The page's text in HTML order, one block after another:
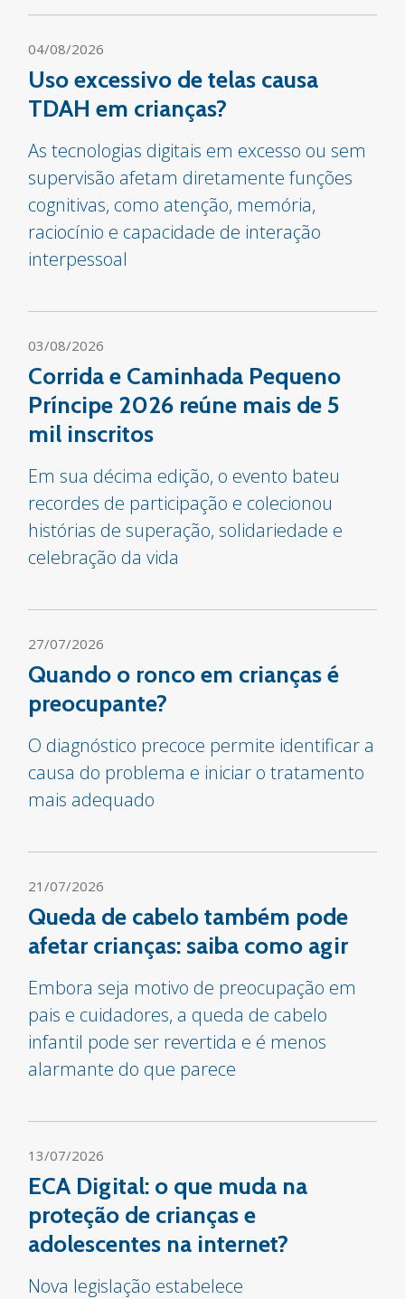
04/08/2026
Uso excessivo de telas causa
TDAH em crianças?
As tecnologias digitais em excesso ou sem
supervisão afetam diretamente funções
cognitivas, como atenção, memória,
raciocínio e capacidade de interação
interpessoal
03/08/2026
Corrida e Caminhada Pequeno
Príncipe 2026 reúne mais de 5
mil inscritos
Em sua décima edição, o evento bateu
recordes de participação e colecionou
histórias de superação, solidariedade e
celebração da vida
27/07/2026
Quando o ronco em crianças é
preocupante?
O diagnóstico precoce permite identificar a
causa do problema e iniciar o tratamento
mais adequado
21/07/2026
Queda de cabelo também pode
afetar crianças: saiba como agir
Embora seja motivo de preocupação em
pais e cuidadores, a queda de cabelo
infantil pode ser revertida e é menos
alarmante do que parece
13/07/2026
ECA Digital: o que muda na
proteção de crianças e
adolescentes na internet?
Nova legislação estabelece